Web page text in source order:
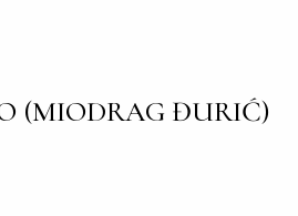
(MIODRAG ĐURIĆ)